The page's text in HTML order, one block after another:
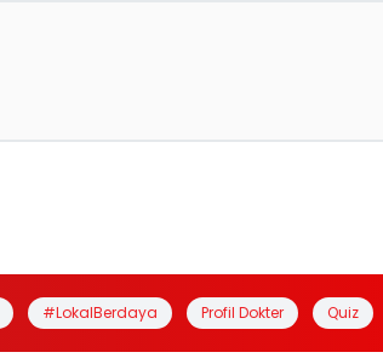
#LokalBerdaya Profil Dokter Quiz